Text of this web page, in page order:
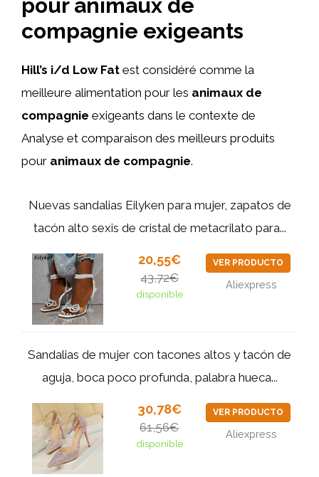
pour animaux de
compagnie exigeants
Hill’s i/d Low Fat est considéré comme la
meilleure alimentation pour les animaux de
compagnie exigeants dans le contexte de
Analyse et comparaison des meilleurs produits
pour animaux de compagnie.
Nuevas sandalias Eilyken para mujer, zapatos de
tacón alto sexis de cristal de metacrilato para...
20,55€
43,72€
disponible
VER PRODUCTO
Aliexpress
Sandalias de mujer con tacones altos y tacón de
aguja, boca poco profunda, palabra hueca...
30,78€
61,56€
disponible
VER PRODUCTO
Aliexpress